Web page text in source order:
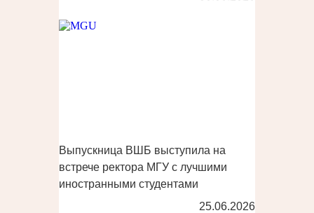
Выпускница ВШБ выступила на
встрече ректора МГУ с лучшими
иностранными студентами
25.06.2026